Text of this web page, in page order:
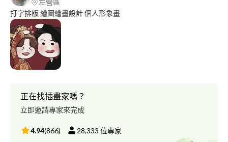
左營區
打字排版 繪圖繪畫設計 個人形象畫
正在找插畫家嗎？
立即邀請專家來完成
4.94(866) 28,333 位專家